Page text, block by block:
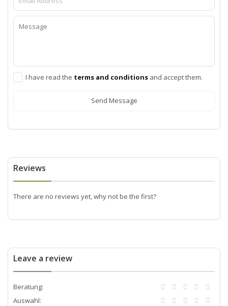
I have read the terms and conditions and accept them.
Send Message
Reviews
There are no reviews yet, why not be the first?
Leave a review
Beratung:
Auswahl: